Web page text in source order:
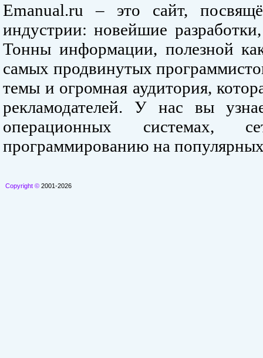
Emanual.ru – это сайт,
индустрии: новейшие
Тонны информации, полезной
самых продвинутых
темы и огромная аудитория,
рекламодателей. У нас вы
операционных системах,
программированию на
Copyright © 2001-2026